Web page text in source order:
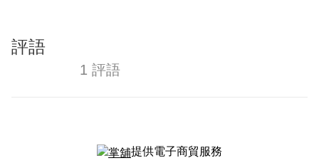
評語
1 評語
提供電子商貿服務